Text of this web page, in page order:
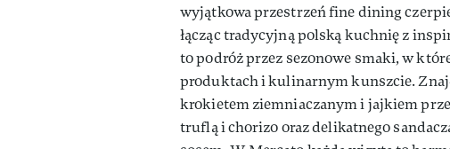
wyjątkowa przestrzeń fine dining
łącząc tradycyjną polską kuchnię z
to podróż przez sezonowe smaki, w
produktach i kulinarnym kunszcie.
krokietem ziemniaczanym i jajkiem
truflą i chorizo oraz delikatnego